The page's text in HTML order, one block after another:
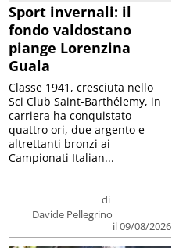
Sport invernali: il
fondo valdostano
piange Lorenzina
Guala
di
Davide Pellegrino
il 09/08/2026
Classe 1941, cresciuta nello
Sci Club Saint-Barthélemy, in
carriera ha conquistato
quattro ori, due argento e
altrettanti bronzi ai
Campionati Italian...